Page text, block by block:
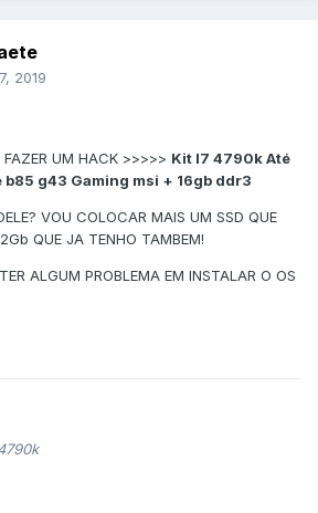
2019
FAZER UM HACK >>>>> Kit I7 4790k Até
b85 g43 Gaming msi + 16gb ddr3
VOU COLOCAR MAIS UM SSD QUE
QUE JA TENHO TAMBEM!
ALGUM PROBLEMA EM INSTALAR O OS